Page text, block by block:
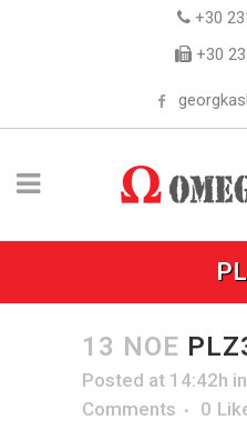
+30
+30
13 ΝΟΈ
Posted at 14:42h in
Comments
0